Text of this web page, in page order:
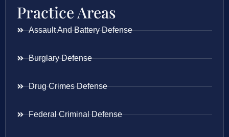
Practice Areas
Assault And Battery Defense
Burglary Defense
Drug Crimes Defense
Federal Criminal Defense